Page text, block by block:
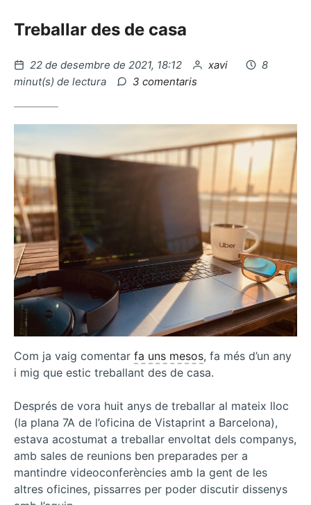
Treballar des de casa
Publicat
el
22 de desembre de 2021, 18:12 per
xavi
8
minut(s) de lectura
3 comentaris
i
el
Com ja vaig comentar fa uns mesos, fa més d’un any
i mig que estic treballant des de casa.
Després de vora huit anys de treballar al mateix lloc
(la plana 7A de l’oficina de Vistaprint a Barcelona),
estava acostumat a treballar envoltat dels companys,
amb sales de reunions ben preparades per a
mantindre videoconferències amb la gent de les
altres oficines, pissarres per poder discutir dissenys